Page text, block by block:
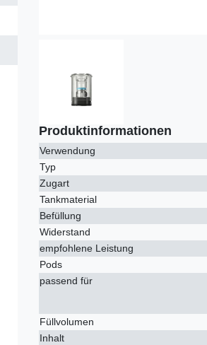
Produktinformationen
Verwendung
Typ
Zugart
Tankmaterial
Befüllung
Widerstand
empfohlene Leistung
Pods
passend für
Füllvolumen
Inhalt